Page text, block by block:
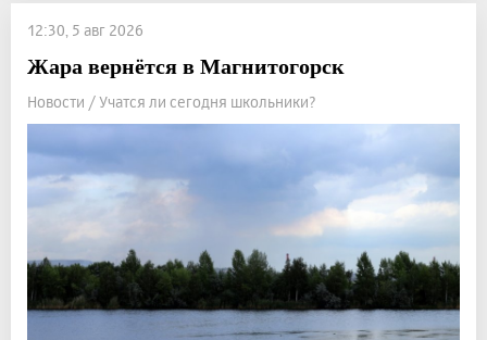
12:30, 5 авг 2026
Жара вернётся в Магнитогорск
Новости / Учатся ли сегодня школьники?